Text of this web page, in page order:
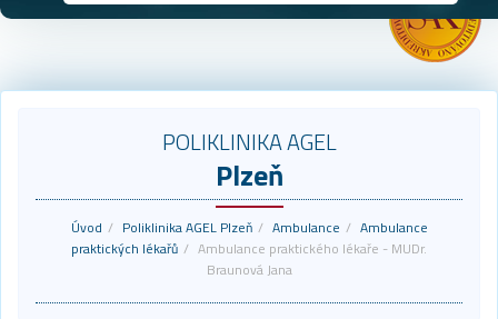
POLIKLINIKA AGEL
Plzeň
Úvod Poliklinika AGEL Plzeň Ambulance
Ambulance
praktických lékařů
Ambulance praktického lékaře - MUDr.
Braunová Jana